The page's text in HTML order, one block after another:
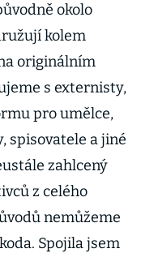
okolo
kolem
originálním
s externisty,
pro umělce,
spisovatele a jiné
zahlcený
z celého
nemůžeme
Spojila jsem